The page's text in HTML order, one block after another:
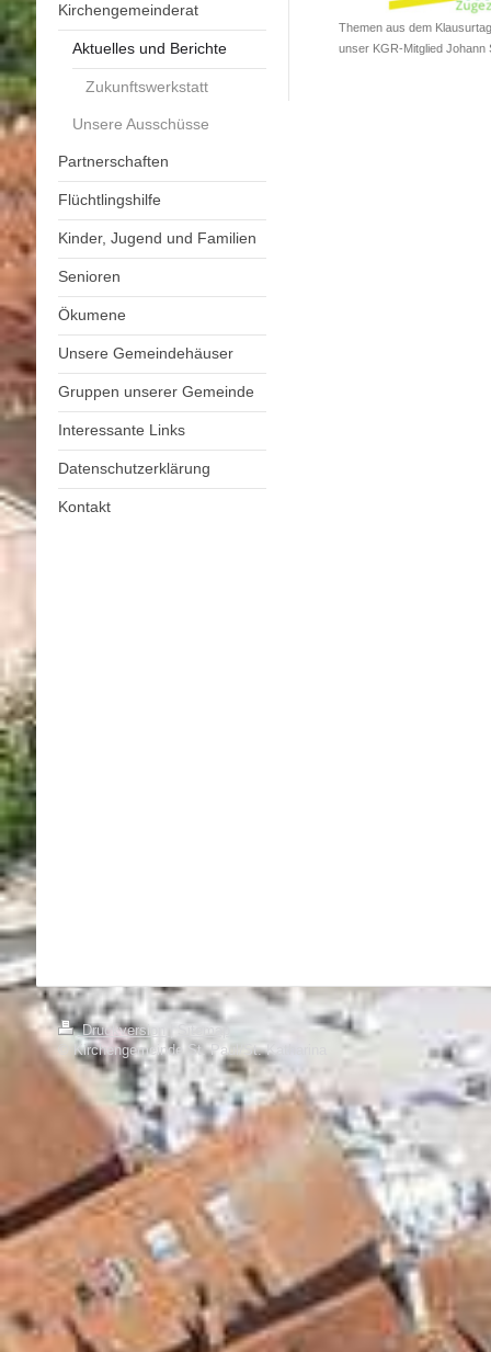
Kirchengemeinderat
Aktuelles und Berichte
Zukunftswerkstatt
Unsere Ausschüsse
Partnerschaften
Flüchtlingshilfe
Kinder, Jugend und Familien
Senioren
Ökumene
Unsere Gemeindehäuser
Gruppen unserer Gemeinde
Interessante Links
Datenschutzerklärung
Kontakt
Themen aus dem
unser KGR-Mitglied Johann
Druckversion
Sitemap
© Kirchengemeinde St. Paul/St. Katharina